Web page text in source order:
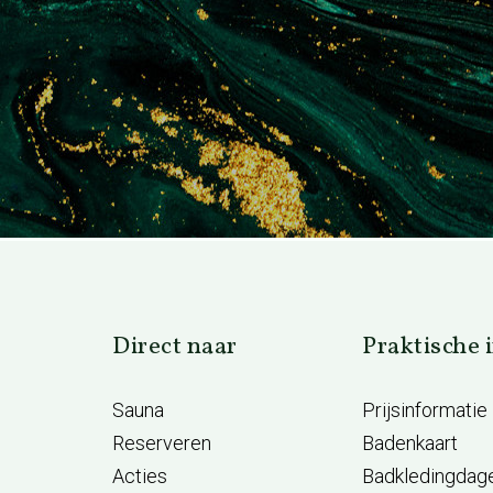
Direct naar
Sauna
Reserveren
Acties
Praktische
Prijsinformatie
Badenkaart